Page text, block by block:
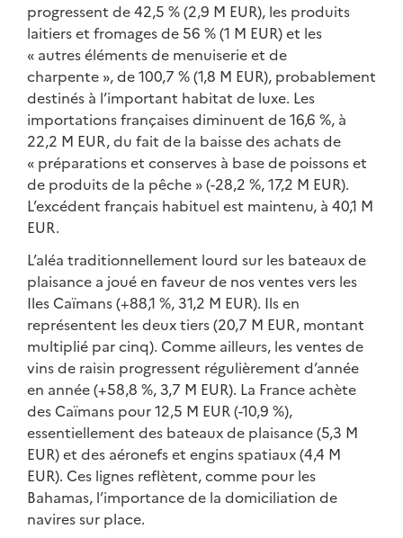
progressent de 42,5 % (2,9 M EUR), les produits
laitiers et fromages de 56 % (1 M EUR) et les
« autres éléments de menuiserie et de
charpente », de 100,7 % (1,8 M EUR), probablement
destinés à l’important habitat de luxe. Les
importations françaises diminuent de 16,6 %, à
22,2 M EUR, du fait de la baisse des achats de
« préparations et conserves à base de poissons et
de produits de la pêche » (-28,2 %, 17,2 M EUR).
L’excédent français habituel est maintenu, à 40,1 M
EUR.
L’aléa traditionnellement lourd sur les bateaux de
plaisance a joué en faveur de nos ventes vers les
Iles Caïmans (+88,1 %, 31,2 M EUR). Ils en
représentent les deux tiers (20,7 M EUR, montant
multiplié par cinq). Comme ailleurs, les ventes de
vins de raisin progressent régulièrement d’année
en année (+58,8 %, 3,7 M EUR). La France achète
des Caïmans pour 12,5 M EUR (-10,9 %),
essentiellement des bateaux de plaisance (5,3 M
EUR) et des aéronefs et engins spatiaux (4,4 M
EUR). Ces lignes reflètent, comme pour les
Bahamas, l’importance de la domiciliation de
navires sur place.